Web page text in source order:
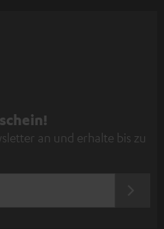
an und erhalte bis zu